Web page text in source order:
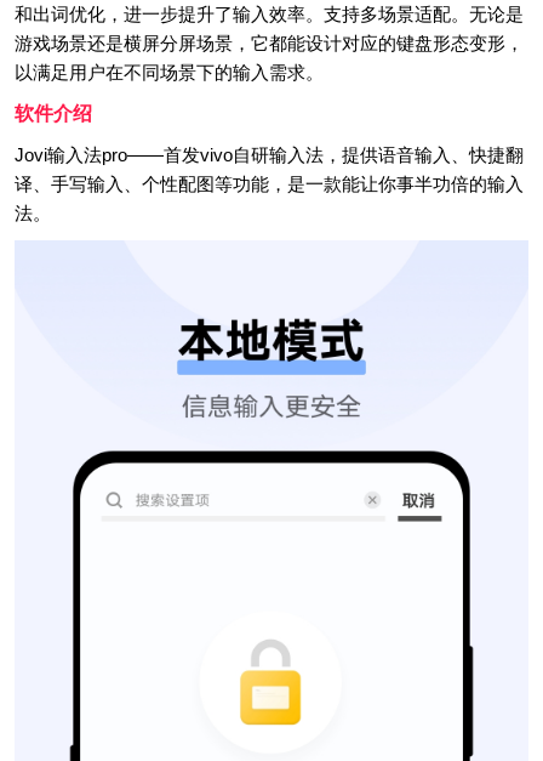
和出词优化，进一步提升了输入效率。支持多场景适配。无论是
游戏场景还是横屏分屏场景，它都能设计对应的键盘形态变形，
以满足用户在不同场景下的输入需求。
软件介绍
Jovi输入法pro——首发vivo自研输入法，提供语音输入、快捷翻
译、手写输入、个性配图等功能，是一款能让你事半功倍的输入
法。